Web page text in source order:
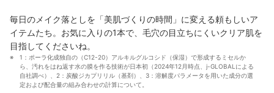
毎日のメイク落としを「美肌づくりの時間」に変える頼もしいア
イテムたち。お気に入りの1本で、毛穴の目立ちにくいクリア肌を
目指してくださいね。
1：ポーラ化成独自の（C12-20）アルキルグルコシド（保湿）で形成するミセルか
ら、汚れをはね返す水の膜を作る技術が日本初（2024年12月時点、j-GLOBALによる
自社調べ）、2：炭酸ジカプリリル（基剤）、3：溶解度パラメータを用いた成分の選
定および配合量の組み合わせの計算について。